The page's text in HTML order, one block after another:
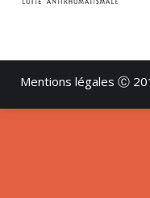
Mentions légales Ⓒ